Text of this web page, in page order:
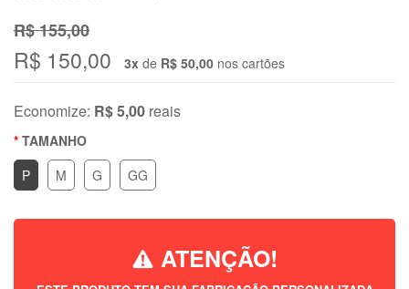
R$ 155,00
R$ 150,00 3x de R$ 50,00 nos cartões
Economize: R$ 5,00 reais
TAMANHO
P
M G GG
ATENÇÃO!